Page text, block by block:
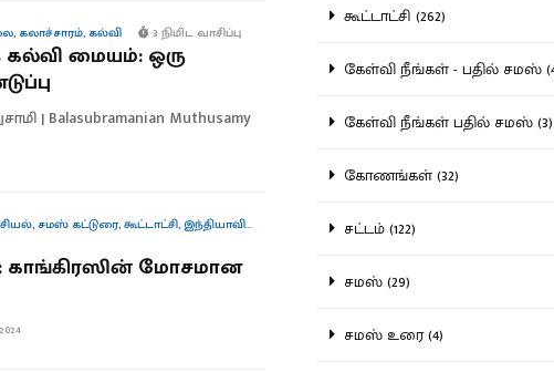
, கலாச்சாரம், கல்வி 3 நிமிட வாசிப்பு
மையம்: ஒரு
| Balasubramanian Muthusamy
, சமஸ் கட்டுரை,கூட்டாட்சி, இந்தியாவின் குரல்கள்
காங்கிரஸின் மோசமான
கூட்டாட்சி (262)
கேள்வி நீங்கள் - பதில் சமஸ்
கேள்வி நீங்கள் பதில் சமஸ் (3)
கோணங்கள் (32)
சட்டம் (122)
சமஸ் (29)
சமஸ் உரை (4)